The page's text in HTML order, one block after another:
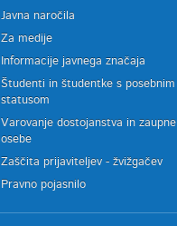
Javna naročila
Za medije
Informacije javnega značaja
Študenti in študentke s posebnim
statusom
Varovanje dostojanstva in zaupne
osebe
Zaščita prijaviteljev - žvižgačev
Pravno pojasnilo